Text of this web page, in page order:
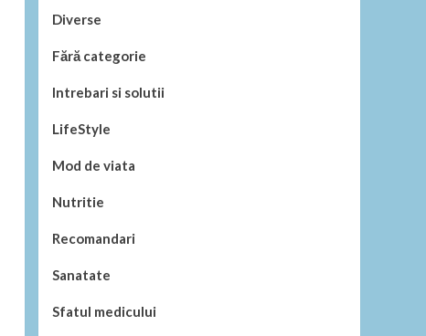
Diverse
Fără categorie
Intrebari si solutii
LifeStyle
Mod de viata
Nutritie
Recomandari
Sanatate
Sfatul medicului